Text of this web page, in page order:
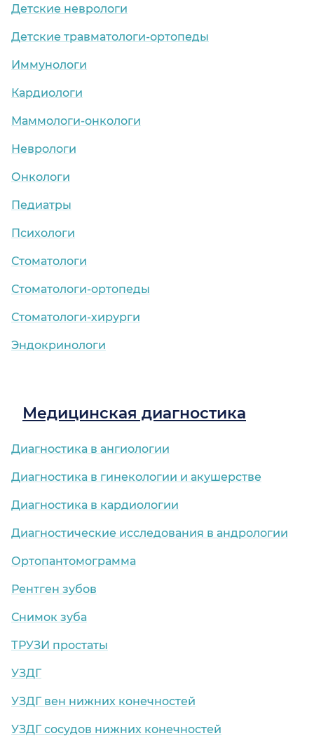
Детские неврологи
Детские травматологи-ортопеды
Иммунологи
Кардиологи
Маммологи-онкологи
Неврологи
Онкологи
Педиатры
Психологи
Стоматологи
Стоматологи-ортопеды
Стоматологи-хирурги
Эндокринологи
Медицинская диагностика
Диагностика в ангиологии
Диагностика в гинекологии и акушерстве
Диагностика в кардиологии
Диагностические исследования в андрологии
Ортопантомограмма
Рентген зубов
Снимок зуба
ТРУЗИ простаты
УЗДГ
УЗДГ вен нижних конечностей
УЗДГ сосудов нижних конечностей